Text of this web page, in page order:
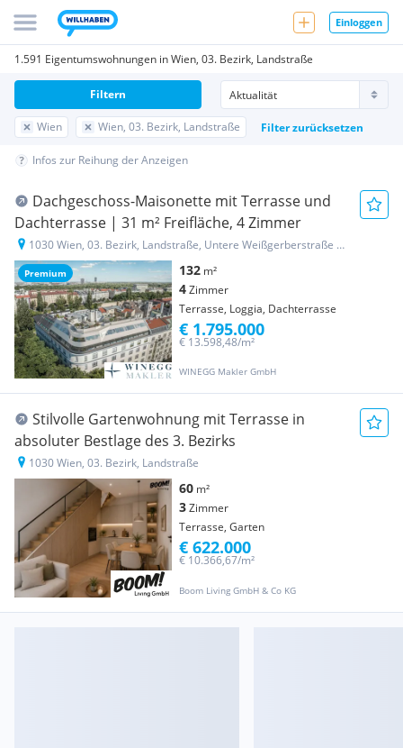
Einloggen
1.591 Eigentumswohnungen in Wien, 03. Bezirk, Landstraße
Wien Wien, 03. Bezirk, Landstraße Filter zurücksetzen
Filtern
Infos zur Reihung der Anzeigen
Premium
Dachgeschoss-Maisonette mit Terrasse und
Dachterrasse | 31 m² Freifläche, 4 Zimmer
1030 Wien, 03. Bezirk, Landstraße, Untere Weißgerberstraße 17
132 m²
4Zimmer
Terrasse, Loggia, Dachterrasse
WINEGG Makler GmbH
€ 13.598,48/m²
€ 1.795.000
Stilvolle Gartenwohnung mit Terrasse in
absoluter Bestlage des 3. Bezirks
1030 Wien, 03. Bezirk, Landstraße
60 m²
3Zimmer
Terrasse, Garten
Boom Living GmbH & Co KG
€ 10.366,67/m²
€ 622.000